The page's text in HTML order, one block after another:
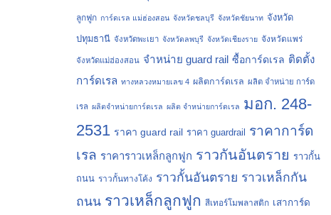
ลูกฟูก การ์ดเรล แม่ฮ่องสอน จังหวัดชลบุรี จังหวัดชัยนาท จังหวัด
ปทุมธานี จังหวัดพะเยา จังหวัดลพบุรี จังหวัดเชียงราย จังหวัดแพร่
จังหวัดแม่ฮ่องสอน จำหน่าย guard rail ซื้อการ์ดเรล ติดตั้ง
การ์ดเรล ทางหลวงหมายเลข 4 ผลิตการ์ดเรล ผลิต จำหน่าย การ์ด
เรล ผลิตจำหน่ายการ์ดเรล ผลิต จำหน่ายการ์ดเรล มอก. 248-
2531 ราคา guard rail ราคา guardrail
ราคาการ์ด
เรล ราคาราวเหล็กลูกฟูก ราวกันอันตราย ราวกั้น
ถนน ราวกั้นทางโค้ง ราวกั้นอันตราย ราวเหล็กกัน
ถนน ราวเหล็กลูกฟูก สีเทอร์โมพลาสติก เสาการ์ด